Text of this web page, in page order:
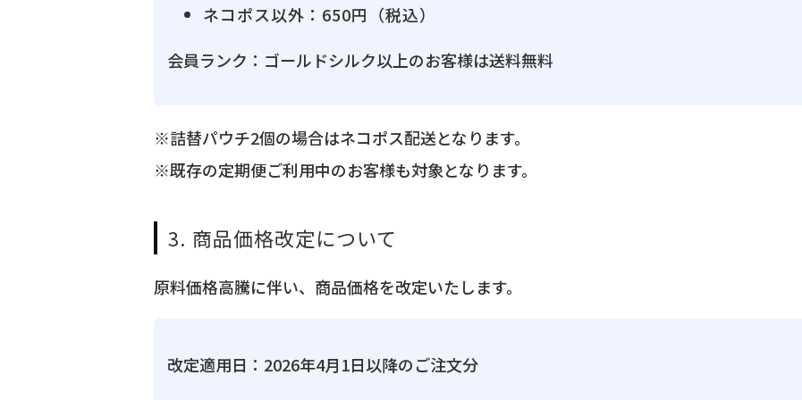
ネコポス以外：650円（税込）
会員ランク：ゴールドシルク以上のお客様は送料無料
※詰替パウチ2個の場合はネコポス配送となります。
※既存の定期便ご利用中のお客様も対象となります。
3. 商品価格改定について
原料価格高騰に伴い、商品価格を改定いたします。
改定適用日：2026年4月1日以降のご注文分